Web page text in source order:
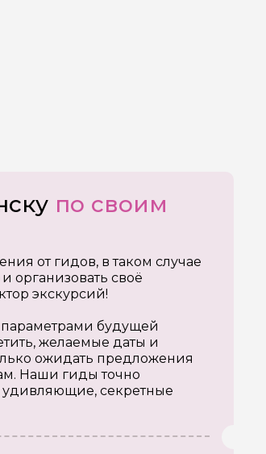
по своим
от гидов, в таком случае
организовать своё
экскурсий!
параметрами будущей
желаемые даты и
ожидать предложения
Наши гиды точно
удивляющие, секретные